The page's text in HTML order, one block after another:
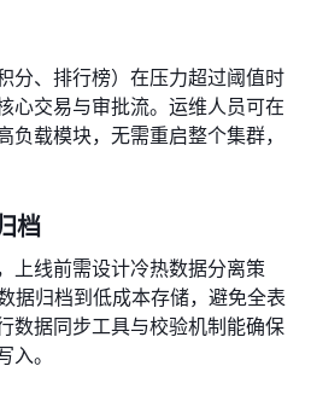
分、排行榜）在压力超过阈值时
心交易与审批流。运维人员可在
负载模块，无需重启整个集群，
档
上线前需设计冷热数据分离策
据归档到低成本存储，避免全表
数据同步工具与校验机制能确保
。